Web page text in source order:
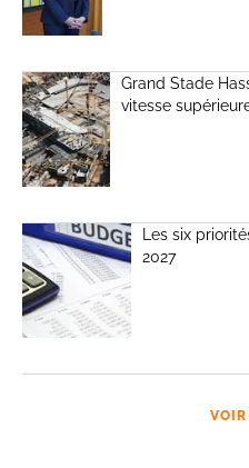
Grand Stade
vitesse
Les six
2027
VOIR